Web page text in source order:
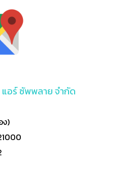
แอร์ ซัพพลาย จำกัด
ง)